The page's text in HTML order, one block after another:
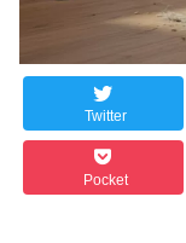
Twitter
Pocket